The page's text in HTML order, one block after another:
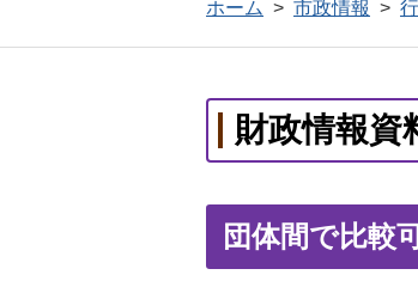
ホーム > 市政情報 >
財政情報資
団体間で比較